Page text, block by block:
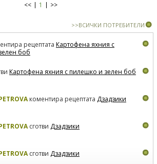
<< 1 >>
>>ВСИЧКИ ПОТРЕБИТЕЛИ
рецептата Картофена яхния с
боб
Картофена яхния с пилешко и зелен боб
коментира рецептата Дзадзики
сготви Дзадзики
сготви Дзадзики